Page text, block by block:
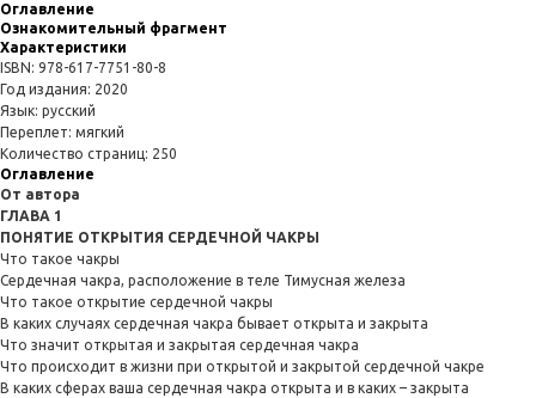
Оглавление
Ознакомительный фрагмент
Характеристики
ISBN: 978-617-7751-80-8
Год издания: 2020
Язык: русский
Переплет: мягкий
Количество страниц: 250
Оглавление
От автора
ГЛАВА 1
ПОНЯТИЕ ОТКРЫТИЯ СЕРДЕЧНОЙ ЧАКРЫ
Что такое чакры
Сердечная чакра, расположение в теле Тимусная железа
Что такое открытие сердечной чакры
В каких случаях сердечная чакра бывает открыта и закрыта
Что значит открытая и закрытая сердечная чакра
Что происходит в жизни при открытой и закрытой сердечной чакре
В каких сферах ваша сердечная чакра открыта и в каких – закрыта